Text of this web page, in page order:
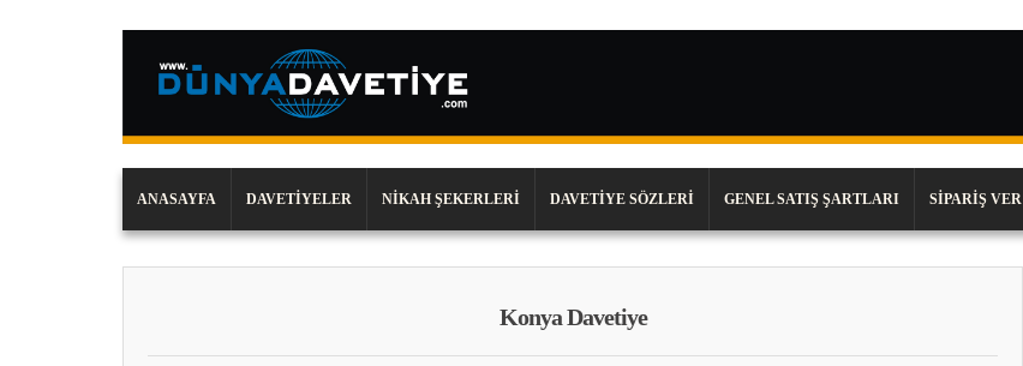
ANASAYFA DAVETIYELER NIKAH ŞEKERLERI DAVETIYE SÖZLERI GENEL SATIŞ ŞARTLARI SIPARIŞ VER
Konya Davetiye